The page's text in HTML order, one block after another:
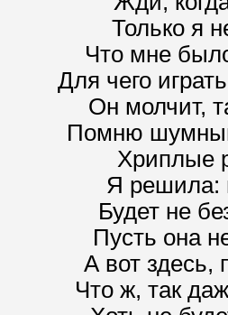
Только я
Что мне
Для чего
Он молчит,
Помню
Хриплые
Я решила:
Будет не
Пусть она
А вот здесь,
Что ж, так